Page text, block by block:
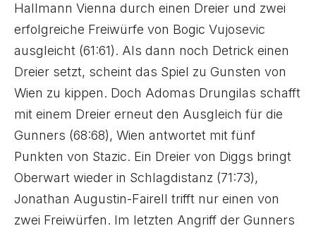
Hallmann Vienna durch einen Dreier und zwei
erfolgreiche Freiwürfe von Bogic Vujosevic
ausgleicht (61:61). Als dann noch Detrick einen
Dreier setzt, scheint das Spiel zu Gunsten von
Wien zu kippen. Doch Adomas Drungilas schafft
mit einem Dreier erneut den Ausgleich für die
Gunners (68:68), Wien antwortet mit fünf
Punkten von Stazic. Ein Dreier von Diggs bringt
Oberwart wieder in Schlagdistanz (71:73),
Jonathan Augustin-Fairell trifft nur einen von
zwei Freiwürfen. Im letzten Angriff der Gunners